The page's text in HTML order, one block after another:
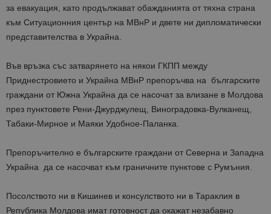
за евакуация, като продължават обажданията от тяхна страна
към Ситуационния център на МВнР и двете ни дипломатически
представителства в Украйна.
Във връзка със затварянето на някои ГКПП между
Приднестровието и Украйна МВнР препоръчва на българските
граждани от Южна Украйна да се насочат за влизане в Молдова
през пунктовете Рени-Джурджулещ, Виноградовка-Вулканещ,
Табаки-Мирное и Маяки Удобное-Паланка.
Препоръчително е българските граждани от Северна и Западна
Украйна да се насочват към граничните пунктове с Румъния.
Посолството ни в Кишинев и консулството ни в Тараклия в
Република Молдова имат готовност да окажат незабавно